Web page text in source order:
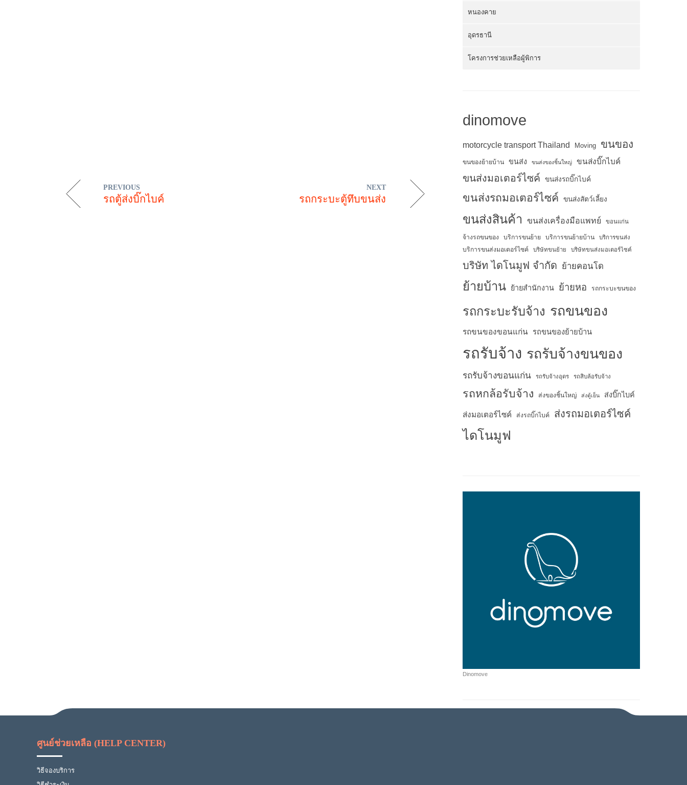
PREVIOUS
รถตู้ส่งบิ๊กไบค์
NEXT
รถกระบะตู้ทึบขนส่ง
หนองคาย
อุดรธานี
โครงการช่วยเหลือผู้พิการ
dinomove
motorcycle transport Thailand Moving ขนของ
ขนของย้ายบ้าน ขนส่ง ขนส่งของชิ้นใหญ่ ขนส่งบิ๊กไบค์
ขนส่งมอเตอร์ไซค์ ขนส่งรถบิ๊กไบค์
ขนส่งรถมอเตอร์ไซค์ ขนส่งสัตว์เลี้ยง
ขนส่งสินค้า ขนส่งเครื่องมือแพทย์ ขอนแก่น
จ้างรถขนของ บริการขนย้าย บริการขนย้ายบ้าน บริการขนส่ง
บริการขนส่งมอเตอร์ไซค์ บริษัทขนย้าย บริษัทขนส่งมอเตอร์ไซค์
บริษัท ไดโนมูฟ จำกัด ย้ายคอนโด
ย้ายบ้าน ย้ายสำนักงาน ย้ายหอ รถกระบะขนของ
รถกระบะรับจ้าง รถขนของ
รถขนของขอนแก่น รถขนของย้ายบ้าน
รถรับจ้าง รถรับจ้างขนของ
รถรับจ้างขอนแก่น รถรับจ้างอุดร รถสิบล้อรับจ้าง
รถหกล้อรับจ้าง ส่งของชิ้นใหญ่ ส่งตู้เย็น ส่งบิ๊กไบค์
ส่งมอเตอร์ไซค์ ส่งรถบิ๊กไบค์ ส่งรถมอเตอร์ไซค์
ไดโนมูฟ
Dinomove
ศูนย์ช่วยเหลือ (HELP CENTER)
วิธีจองบริการ